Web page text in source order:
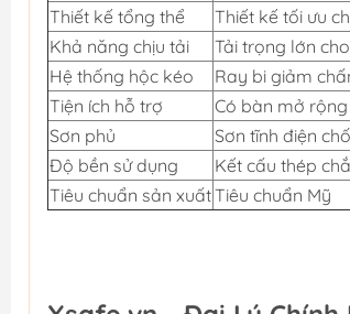
Thiết kế tổng thể
Thiết kế tối ưu
Khả năng chịu tải
Tải trọng lớn
Hệ thống hộc kéo
Ray bi giảm
Tiện ích hỗ trợ
Có bàn mở
Sơn phủ
Sơn tĩnh điện
Độ bền sử dụng
Kết cấu thép
Tiêu chuẩn sản xuấtTiêu chuẩn Mỹ